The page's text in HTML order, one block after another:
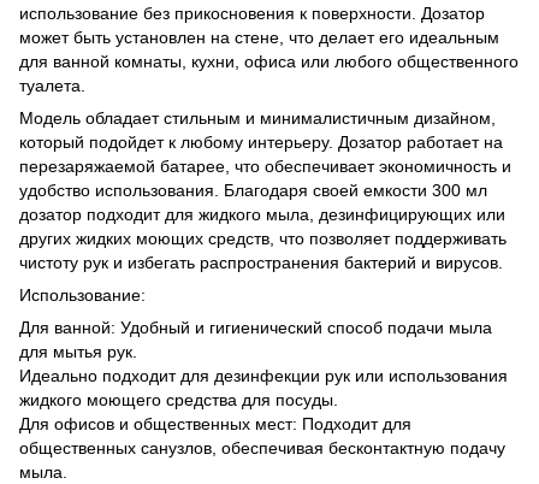
использование без прикосновения к поверхности. Дозатор
может быть установлен на стене, что делает его идеальным
для ванной комнаты, кухни, офиса или любого общественного
туалета.
Модель обладает стильным и минималистичным дизайном,
который подойдет к любому интерьеру. Дозатор работает на
перезаряжаемой батарее, что обеспечивает экономичность и
удобство использования. Благодаря своей емкости 300 мл
дозатор подходит для жидкого мыла, дезинфицирующих или
других жидких моющих средств, что позволяет поддерживать
чистоту рук и избегать распространения бактерий и вирусов.
Использование:
Для ванной: Удобный и гигиенический способ подачи мыла
для мытья рук.
Идеально подходит для дезинфекции рук или использования
жидкого моющего средства для посуды.
Для офисов и общественных мест: Подходит для
общественных санузлов, обеспечивая бесконтактную подачу
мыла.